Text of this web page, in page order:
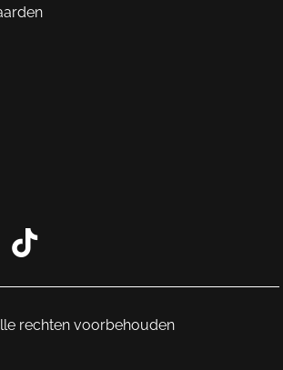
van
Tiktok van
rechten voorbehouden